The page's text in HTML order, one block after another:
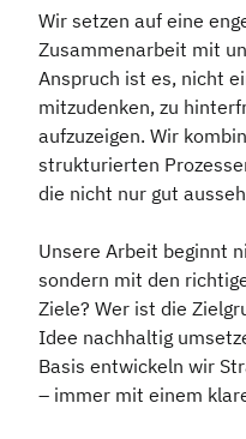
Wir setzen auf eine
Zusammenarbeit mit
Anspruch ist es, nicht
mitzudenken, zu
aufzuzeigen. Wir
strukturierten
die nicht nur gut
Unsere Arbeit beginnt
sondern mit den
Ziele? Wer ist die
Idee nachhaltig
Basis entwickeln wir
– immer mit einem